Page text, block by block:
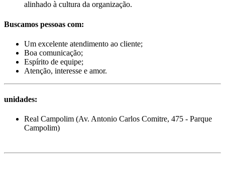
alinhado à cultura da organização.
Buscamos pessoas com:
Um excelente atendimento ao cliente;
Boa comunicação;
Espírito de equipe;
Atenção, interesse e amor.
unidades:
Real Campolim (Av. Antonio Carlos Comitre, 475 - Parque
Campolim)